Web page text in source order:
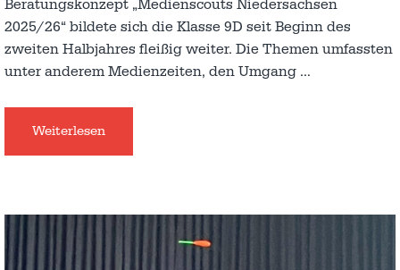
Beratungskonzept „Medienscouts Niedersachsen
2025/26“ bildete sich die Klasse 9D seit Beginn des
zweiten Halbjahres fleißig weiter. Die Themen umfassten
unter anderem Medienzeiten, den Umgang …
Weiterlesen